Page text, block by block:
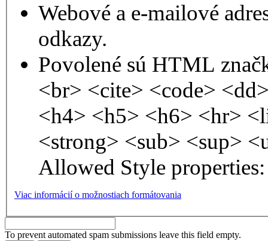
Webové a e-mailové
odkazy.
Povolené sú HTML
<br> <cite> <code>
<h4> <h5> <h6> <hr>
<strong> <sub> <sup>
Allowed Style
Viac informácií o možnostiach formátovania
To prevent automated spam submissions leave this field empty.